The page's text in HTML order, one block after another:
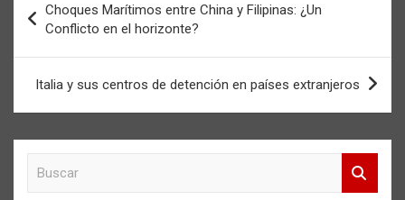
de
entradas
Choques Marítimos entre China y Filipinas: ¿Un
Conflicto en el horizonte?
Italia y sus centros de detención en países extranjeros